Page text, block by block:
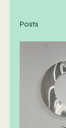
Posts